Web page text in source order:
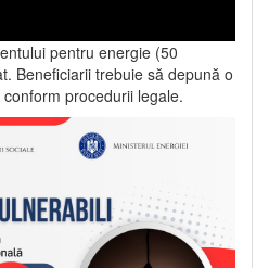
pentru energie (50
Beneficiarii trebuie să depună o
procedurii legale.